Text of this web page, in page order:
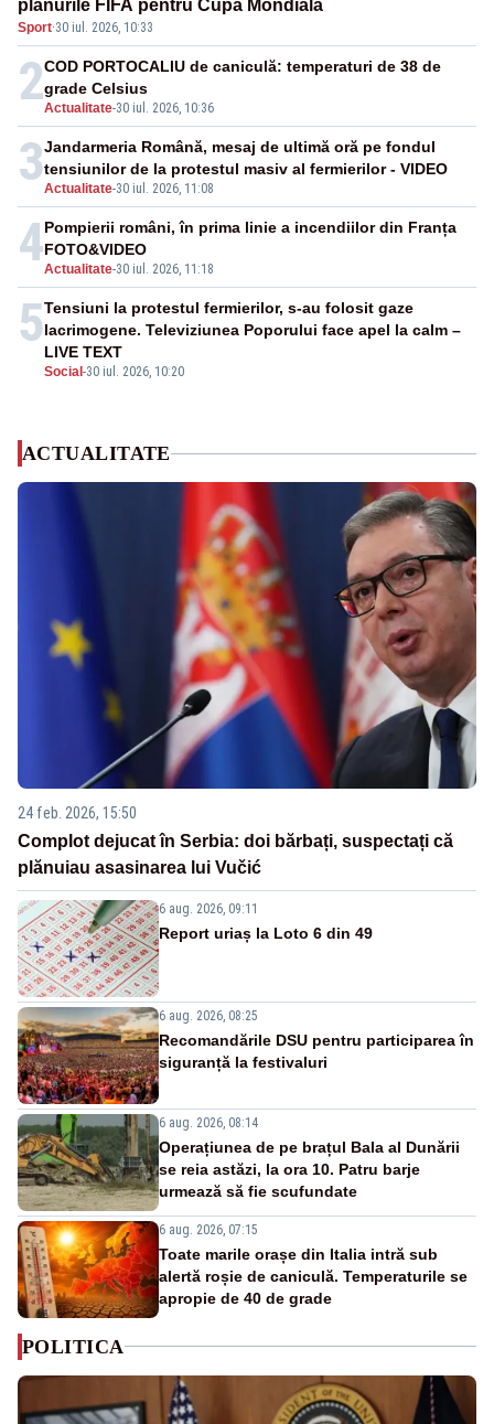
planurile FIFA pentru Cupa Mondială
Sport·30 iul. 2026, 10:33
2Actualitate-30 iul. 2026, 10:36
COD PORTOCALIU de caniculă: temperaturi de 38 de
grade Celsius
3Actualitate-30 iul. 2026, 11:08
Jandarmeria Română, mesaj de ultimă oră pe fondul
tensiunilor de la protestul masiv al fermierilor - VIDEO
4Actualitate-30 iul. 2026, 11:18
Pompierii români, în prima linie a incendiilor din Franța
FOTO&VIDEO
5
Social -30 iul. 2026, 10:20
Tensiuni la protestul fermierilor, s-au folosit gaze
lacrimogene. Televiziunea Poporului face apel la calm –
LIVE TEXT
ACTUALITATE
24 feb. 2026, 15:50
Complot dejucat în Serbia: doi bărbați, suspectați că
plănuiau asasinarea lui Vučić
6 aug. 2026, 09:11
Report uriaș la Loto 6 din 49
6 aug. 2026, 08:25
Recomandările DSU pentru participarea în
siguranță la festivaluri
6 aug. 2026, 08:14
Operațiunea de pe brațul Bala al Dunării
se reia astăzi, la ora 10. Patru barje
urmează să fie scufundate
6 aug. 2026, 07:15
Toate marile orașe din Italia intră sub
alertă roșie de caniculă. Temperaturile se
apropie de 40 de grade
POLITICA